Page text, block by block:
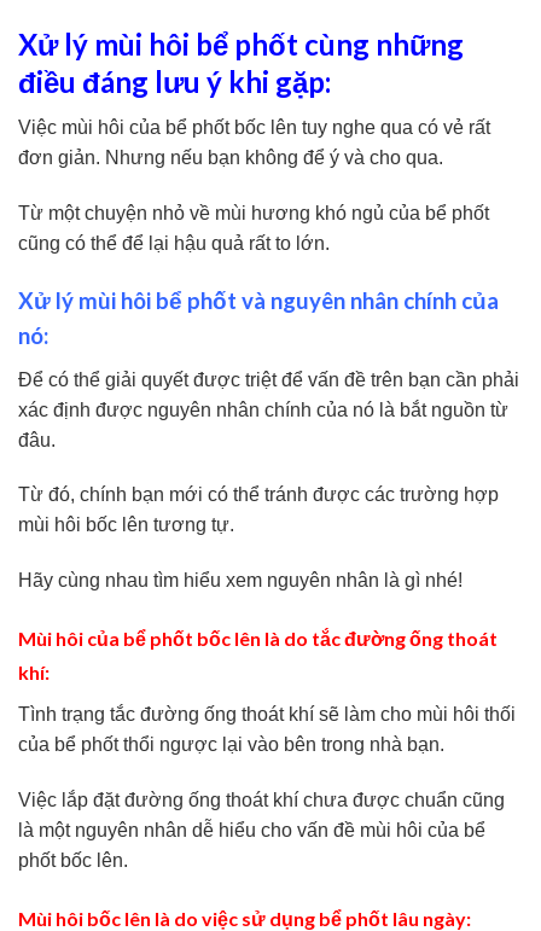
Xử lý mùi hôi bể phốt cùng những
điều đáng lưu ý khi gặp:
Việc mùi hôi của bể phốt bốc lên tuy nghe qua có vẻ rất
đơn giản. Nhưng nếu bạn không để ý và cho qua.
Từ một chuyện nhỏ về mùi hương khó ngủ của bể phốt
cũng có thể để lại hậu quả rất to lớn.
Xử lý mùi hôi bể phốt và nguyên nhân chính của
nó:
Để có thể giải quyết được triệt để vấn đề trên bạn cần phải
xác định được nguyên nhân chính của nó là bắt nguồn từ
đâu.
Từ đó, chính bạn mới có thể tránh được các trường hợp
mùi hôi bốc lên tương tự.
Hãy cùng nhau tìm hiểu xem nguyên nhân là gì nhé!
Mùi hôi của bể phốt bốc lên là do tắc đường ống thoát
khí:
Tình trạng tắc đường ống thoát khí sẽ làm cho mùi hôi thối
của bể phốt thổi ngược lại vào bên trong nhà bạn.
Việc lắp đặt đường ống thoát khí chưa được chuẩn cũng
là một nguyên nhân dễ hiểu cho vấn đề mùi hôi của bể
phốt bốc lên.
Mùi hôi bốc lên là do việc sử dụng bể phốt lâu ngày: